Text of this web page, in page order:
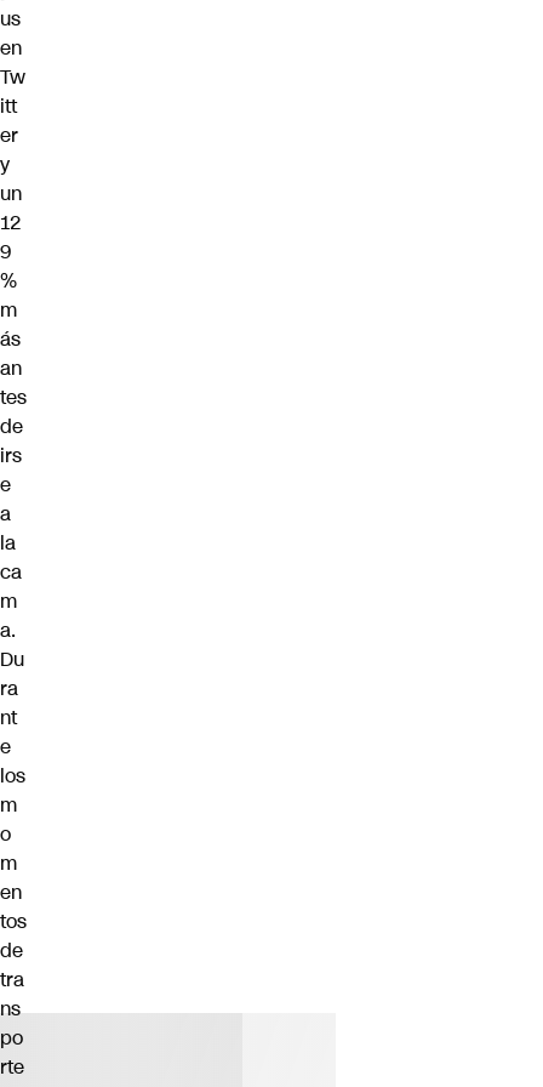
us
en
Tw
itt
er
y
un
12
9
%
m
ás
an
tes
de
irs
e
a
la
ca
m
a.
Du
ra
nt
e
los
m
o
m
en
tos
de
tra
ns
po
rte